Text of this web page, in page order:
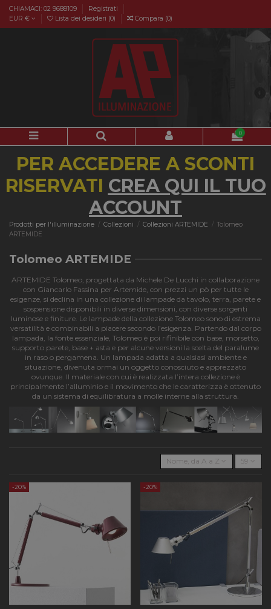
CHIAMACI: 02 9688109
Registrati
EUR €
Lista dei desideri (0) Compara (0)
0
PER ACCEDERE A SCONTI
RISERVATI CREA QUI IL TUO
ACCOUNT
Prodotti per l'illuminazione Collezioni Collezioni ARTEMIDE
Tolomeo
ARTEMIDE
Tolomeo ARTEMIDE
ARTEMIDE Tolomeo, progettata da Michele De Lucchi in collaborazione
con Giancarlo Fassina per Artemide, con prezzi un pò per tutte le
esigenze, si declina in una collezione di lampade da tavolo, terra, parete e
sospensione disponibili in diverse dimensioni, con diverse sorgenti
luminose e finiture. Le lampade della collezione Tolomeo sono di estrema
versatilità e combinabili a piacere secondo l’esigenza. Partendo dal corpo
lampada, la fonte essenziale, Tolomeo è poi rifinibile con base, morsetto,
supporto parete, base + asta e per alcune versioni la scelta del paralume
in raso o pergamena. Un lampada adatta a qualsiasi ambiente e
situazione, divenuta ormai un oggetto conosciuto e apprezzato
ovunque. Il materiale con cui è realizzata l’intera collezione è
principalmente l’alluminio e il movimento che le caratterizza è ottenuto
da un sistema di equilibratura a molle interne alla struttura.
Nome, da A a Z 59
-20% -20%